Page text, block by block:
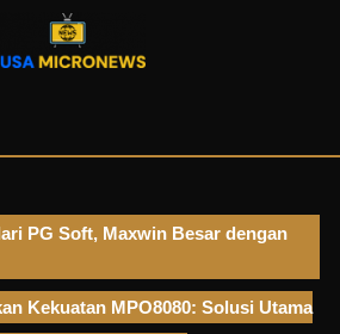
PG Soft, Maxwin Besar dengan
Kekuatan MPO8080: Solusi Utama